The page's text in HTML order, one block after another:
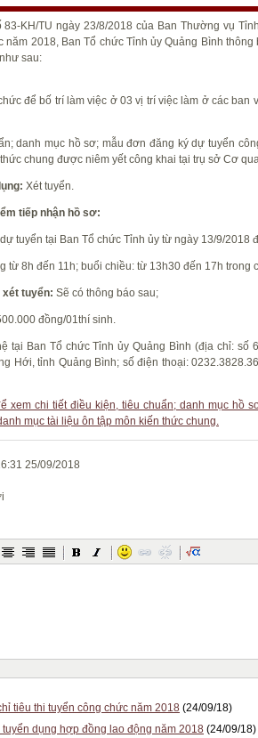
KH/TU ngày 23/8/2018 của Ban Thường vụ
năm 2018, Ban Tổ chức Tỉnh ủy Quảng Bình thông
sau:
để bố trí làm việc ở 03 vị trí việc làm ở các ban
danh mục hồ sơ; mẫu đơn đăng ký dự tuyển
chung được niêm yết công khai tại trụ sở Cơ
Xét tuyển.
tiếp nhận hồ sơ:
tuyển tại Ban Tổ chức Tỉnh ủy từ ngày 13/9/2018
từ 8h đến 11h; buổi chiều: từ 13h30 đến 17h trong
tuyển: Sẽ có thông báo sau;
đồng/01thí sinh.
tại Ban Tổ chức Tỉnh ủy Quảng Bình (địa chỉ: số
Hới, tỉnh Quảng Bình; số điện thoại:
xem chi tiết điều kiện, tiêu chuẩn; danh mục hồ
mục tài liệu ôn tập môn kiến thức chung.
25/09/2018
tiêu thi tuyển công chức năm 2018 (24/09/18)
dụng hợp đồng lao động năm 2018 (24/09/18)